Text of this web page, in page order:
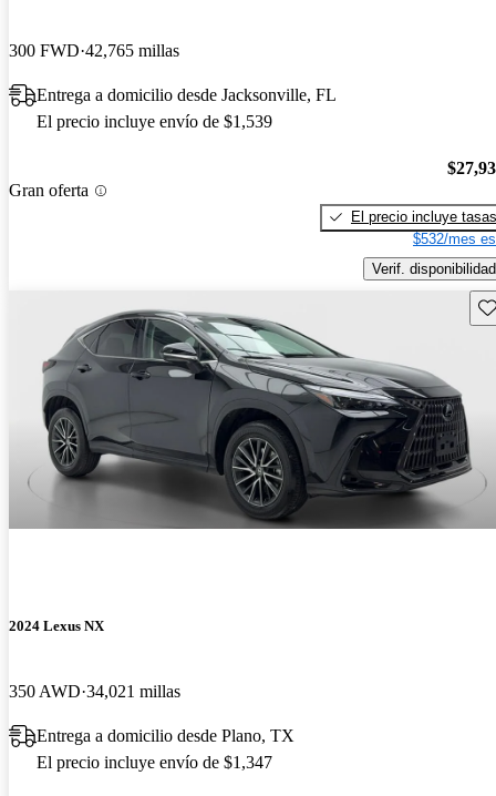
300 FWD 42,765 millas
Entrega a domicilio desde Jacksonville, FL
El precio incluye envío de $1,539
Gran oferta
El precio incluye tasas
$532/mes
Verif. disponibilidad
2024 Lexus NX
350 AWD 34,021 millas
Entrega a domicilio desde Plano, TX
El precio incluye envío de $1,347